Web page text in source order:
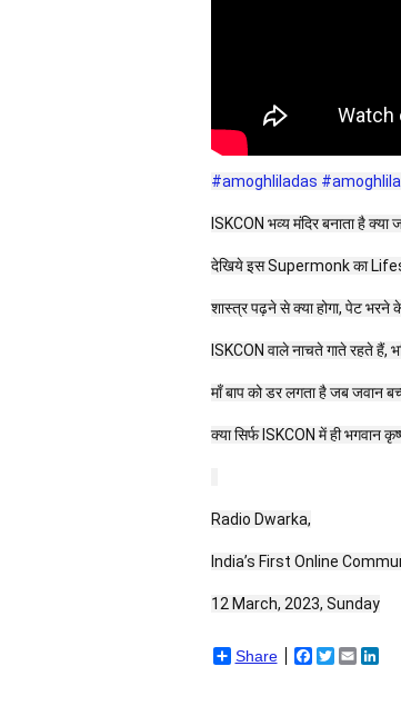
#amoghliladas
ISKCON भव्य मंदिर बनाता है क्या
देखिये इस Supermonk का
शास्त्र पढ़ने से क्या होगा, पेट भरने
ISKCON वाले नाचते गाते रहते हैं,
माँ बाप को डर लगता है जब जवान
क्या सिर्फ ISKCON में ही भगवान
Radio Dwarka,
India’s First Online
12 March, 2023, Sunday
Share Facebook
TwitterEmail